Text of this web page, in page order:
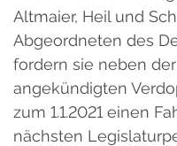
Altmaier, Heil und
Abgeordneten des
fordern sie neben
angekündigten
zum 1.1.2021 einen
nächsten